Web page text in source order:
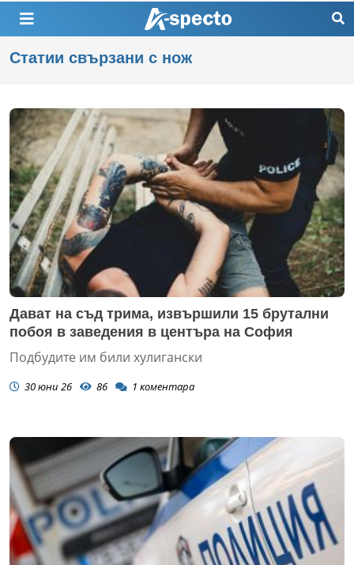
Статии свързани с нож
Дават на съд трима, извършили 15 брутални
побоя в заведения в центъра на София
Подбудите им били хулигански
30 юни 26 86 1 коментара